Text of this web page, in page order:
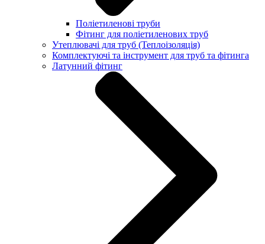
Поліетиленові труби
Фітинг для поліетиленових труб
Утеплювачі для труб (Теплоізоляція)
Комплектуючі та інструмент для труб та фітинга
Латунний фітинг